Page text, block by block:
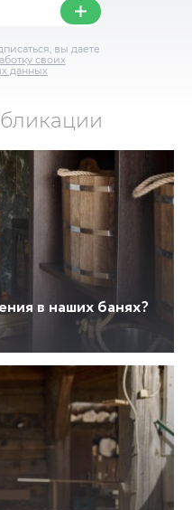
вы даете
своих
данных
в наших банях?